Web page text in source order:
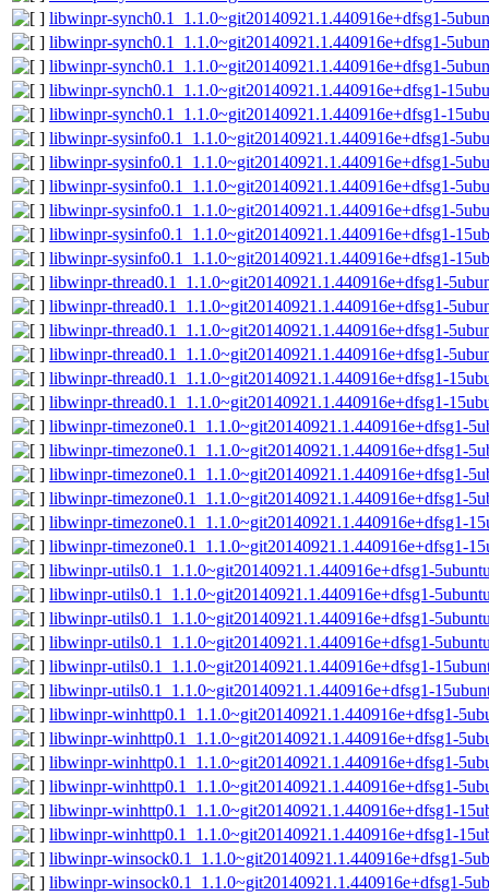
libwinpr-synch0.1_1.1.0~git20140921.1.440916e+dfsg1-
libwinpr-synch0.1_1.1.0~git20140921.1.440916e+dfsg1-
libwinpr-synch0.1_1.1.0~git20140921.1.440916e+dfsg1-
libwinpr-synch0.1_1.1.0~git20140921.1.440916e+dfsg1-
libwinpr-synch0.1_1.1.0~git20140921.1.440916e+dfsg1-
libwinpr-sysinfo0.1_1.1.0~git20140921.1.440916e+dfsg1-
libwinpr-sysinfo0.1_1.1.0~git20140921.1.440916e+dfsg1-
libwinpr-sysinfo0.1_1.1.0~git20140921.1.440916e+dfsg1-
libwinpr-sysinfo0.1_1.1.0~git20140921.1.440916e+dfsg1-
libwinpr-sysinfo0.1_1.1.0~git20140921.1.440916e+dfsg1-
libwinpr-sysinfo0.1_1.1.0~git20140921.1.440916e+dfsg1-
libwinpr-thread0.1_1.1.0~git20140921.1.440916e+dfsg1-
libwinpr-thread0.1_1.1.0~git20140921.1.440916e+dfsg1-
libwinpr-thread0.1_1.1.0~git20140921.1.440916e+dfsg1-
libwinpr-thread0.1_1.1.0~git20140921.1.440916e+dfsg1-
libwinpr-thread0.1_1.1.0~git20140921.1.440916e+dfsg1-
libwinpr-thread0.1_1.1.0~git20140921.1.440916e+dfsg1-
libwinpr-timezone0.1_1.1.0~git20140921.1.440916e+dfsg1-
libwinpr-timezone0.1_1.1.0~git20140921.1.440916e+dfsg1-
libwinpr-timezone0.1_1.1.0~git20140921.1.440916e+dfsg1-
libwinpr-timezone0.1_1.1.0~git20140921.1.440916e+dfsg1-
libwinpr-timezone0.1_1.1.0~git20140921.1.440916e+dfsg1-
libwinpr-timezone0.1_1.1.0~git20140921.1.440916e+dfsg1-
libwinpr-utils0.1_1.1.0~git20140921.1.440916e+dfsg1-
libwinpr-utils0.1_1.1.0~git20140921.1.440916e+dfsg1-
libwinpr-utils0.1_1.1.0~git20140921.1.440916e+dfsg1-
libwinpr-utils0.1_1.1.0~git20140921.1.440916e+dfsg1-
libwinpr-utils0.1_1.1.0~git20140921.1.440916e+dfsg1-
libwinpr-utils0.1_1.1.0~git20140921.1.440916e+dfsg1-
libwinpr-winhttp0.1_1.1.0~git20140921.1.440916e+dfsg1-
libwinpr-winhttp0.1_1.1.0~git20140921.1.440916e+dfsg1-
libwinpr-winhttp0.1_1.1.0~git20140921.1.440916e+dfsg1-
libwinpr-winhttp0.1_1.1.0~git20140921.1.440916e+dfsg1-
libwinpr-winhttp0.1_1.1.0~git20140921.1.440916e+dfsg1-
libwinpr-winhttp0.1_1.1.0~git20140921.1.440916e+dfsg1-
libwinpr-winsock0.1_1.1.0~git20140921.1.440916e+dfsg1-
libwinpr-winsock0.1_1.1.0~git20140921.1.440916e+dfsg1-